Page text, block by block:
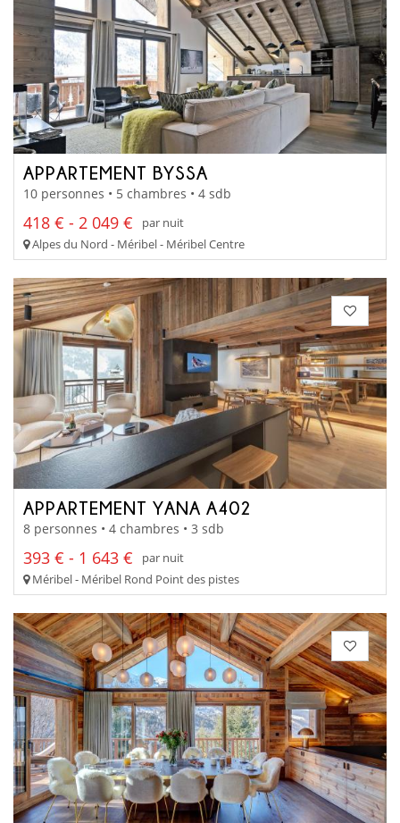
APPARTEMENT BYSSA
10 personnes • 5 chambres • 4 sdb
418 € - 2 049 €
par nuit
Alpes du Nord - Méribel - Méribel Centre
APPARTEMENT YANA A402
8 personnes • 4 chambres • 3 sdb
393 € - 1 643 €
par nuit
Méribel - Méribel Rond Point des pistes